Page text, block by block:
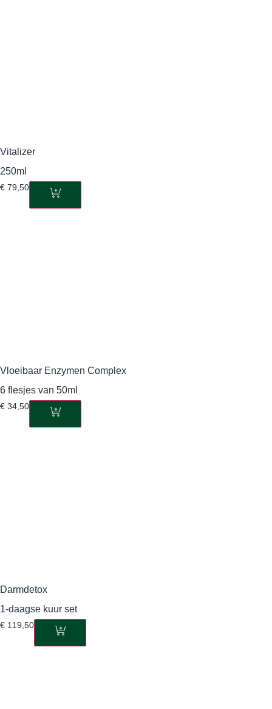
Vitalizer
250ml
€ 79,50
Vloeibaar Enzymen Complex
6 flesjes van 50ml
€ 34,50
Darmdetox
1-daagse kuur set
€ 119,50